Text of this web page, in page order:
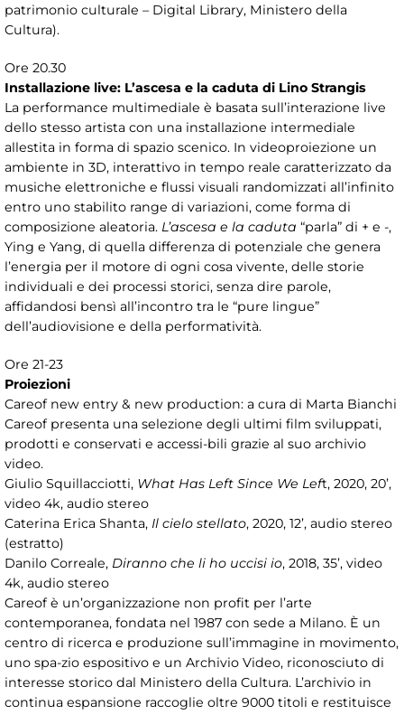
patrimonio culturale – Digital Library, Ministero della
Cultura).
Ore 20.30
Installazione live: L’ascesa e la caduta di Lino Strangis
La performance multimediale è basata sull’interazione live
dello stesso artista con una installazione intermediale
allestita in forma di spazio scenico. In videoproiezione un
ambiente in 3D, interattivo in tempo reale caratterizzato da
musiche elettroniche e flussi visuali randomizzati all’infinito
entro uno stabilito range di variazioni, come forma di
composizione aleatoria. L’ascesa e la caduta “parla” di + e -,
Ying e Yang, di quella differenza di potenziale che genera
l’energia per il motore di ogni cosa vivente, delle storie
individuali e dei processi storici, senza dire parole,
affidandosi bensì all’incontro tra le “pure lingue”
dell’audiovisione e della performatività.
Ore 21-23
Proiezioni
Careof new entry & new production: a cura di Marta Bianchi
Careof presenta una selezione degli ultimi film sviluppati,
prodotti e conservati e accessi-bili grazie al suo archivio
video.
Giulio Squillacciotti, What Has Left Since We Left, 2020, 20’,
video 4k, audio stereo
Caterina Erica Shanta, Il cielo stellato, 2020, 12’, audio stereo
(estratto)
Danilo Correale, Diranno che li ho uccisi io, 2018, 35’, video
4k, audio stereo
Careof è un’organizzazione non profit per l’arte
contemporanea, fondata nel 1987 con sede a Milano. È un
centro di ricerca e produzione sull’immagine in movimento,
uno spa-zio espositivo e un Archivio Video, riconosciuto di
interesse storico dal Ministero della Cultura. L’archivio in
continua espansione raccoglie oltre 9000 titoli e restituisce